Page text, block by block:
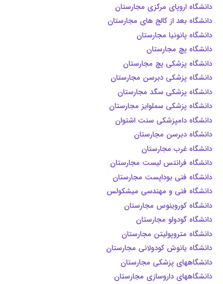
دانشگاه اروپای مرکزی مجارستان
دانشگاه بعد از کالج های مجارستان
دانشگاه پانونیا مجارستان
دانشگاه پچ مجارستان
دانشگاه پزشکی پچ مجارستان
دانشگاه پزشکی دبرسن مجارستان
دانشگاه پزشکی سگد مجارستان
دانشگاه پزشکی سملوایز مجارستان
دانشگاه دامپزشکی سنت اشتوان
دانشگاه دبرسن مجارستان
دانشگاه غرب مجارستان
دانشگاه فرانتس لیست مجارستان
دانشگاه فنی بوداپست مجارستان
دانشگاه فنی و مهندسی میشکولس
دانشگاه کوروینوس مجارستان
دانشگاه گودولو مجارستان
دانشگاه متروپولیتن مجارستان
دانشگاه یانوش کودولانی مجارستان
دانشگاههای پزشکی مجارستان
دانشگاههای داروسازی مجارستان